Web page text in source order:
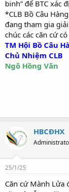
binh” để BTC xác
*CLB Bồ Câu
đang tham gia
chúc các căn cứ
TM Hội Bồ Câu
Chủ Nhiệm CLB
Ngô Hồng Văn
HBCĐHX
25/1/25
Căn cứ Mành Lửa